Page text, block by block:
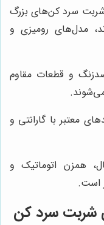
سرد کن‌های بزرگ
مدل‌های رومیزی و
و قطعات مقاوم
معتبر با گارانتی و
همزن اتوماتیک و
است.
شربت سرد کن